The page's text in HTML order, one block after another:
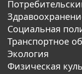
Социальная
Транспортное
Экология
Физическая